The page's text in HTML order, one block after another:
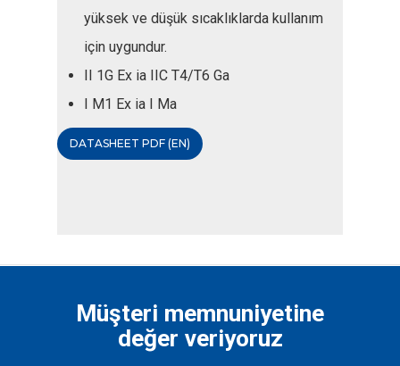
yüksek ve düşük sıcaklıklarda kullanım
için uygundur.
II 1G Ex ia IIC T4/T6 Ga
I M1 Ex ia I Ma
DATASHEET PDF (EN)
Müşteri memnuniyetine
değer veriyoruz